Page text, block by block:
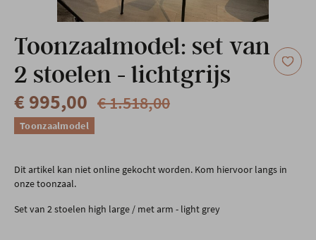
Onze locatie
Toonzaalmodel: set van
2 stoelen - lichtgrijs
€ 995,00 € 1.518,00
Toonzaalmodel
Dit artikel kan niet online gekocht worden. Kom hiervoor langs in
onze toonzaal.
Set van 2 stoelen high large / met arm - light grey